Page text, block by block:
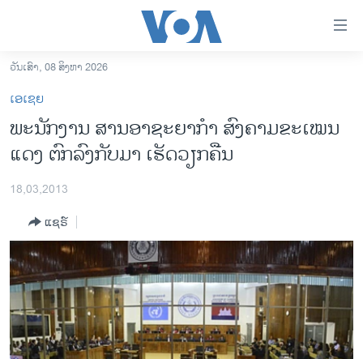
ເຂົ້າ
ຫາ
ຂ້າມ
ຂ້າມ
ຫາ
ອາເມຣິກາ
ການເລືອກຕັ້ງ ປະທານາທີບໍດີ ສະຫະລັດ 2024
ຂ່າວ​ຈີນ
ໂລກ
ເອເຊຍ
ອິດສະຫຼະພາບດ້ານການຂ່າວ
ຊີວິດຊາວລາວ
ຊຸມຊົນຊາວລາວ
ວັນເສົາ, 08 ສິງຫາ 2026
ເອເຊຍ
ພະນັກງານ ສານອາຊະຍາກໍາ ສົງຄາມຂະເໝນ
ແດງ ຕົກລົງກັບມາ ເຮັດວຽກຄືນ
18,03,2013
ແຊຣ໌